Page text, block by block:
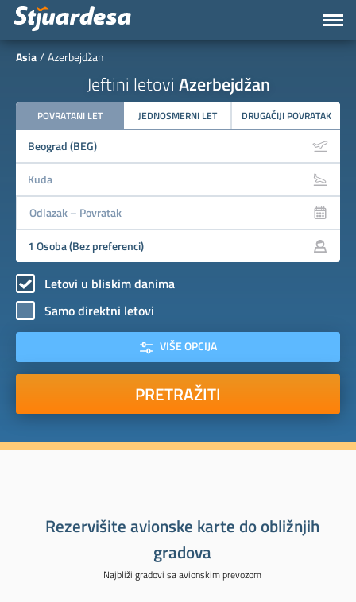
Asia Azerbejdžan
Jeftini letovi Azerbejdžan
POVRATANI LET JEDNOSMERNI LET DRUGAČIJI POVRATAK
Letovi u bliskim danima
Samo direktni letovi
VIŠE OPCIJA
PRETRAŽITI
Rezervišite avionske karte do obližnjih
gradova
Najbliži gradovi sa avionskim prevozom